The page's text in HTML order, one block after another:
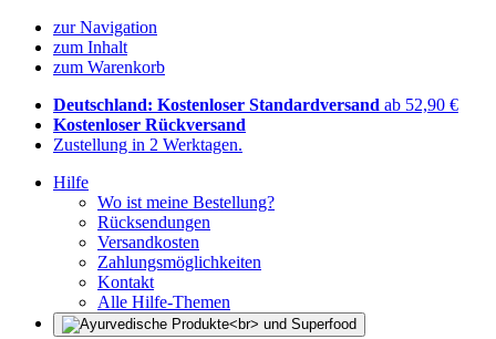
zur Navigation
zum Inhalt
zum Warenkorb
Deutschland: Kostenloser Standardversand ab 52,90 €
Kostenloser Rückversand
Zustellung in 2 Werktagen.
Hilfe
Wo ist meine Bestellung?
Rücksendungen
Versandkosten
Zahlungsmöglichkeiten
Kontakt
Alle Hilfe-Themen